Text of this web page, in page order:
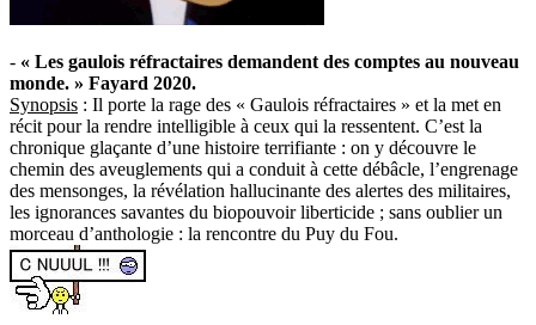
- « Les gaulois réfractaires demandent des comptes au nouveau
monde. » Fayard 2020.
Synopsis : Il porte la rage des « Gaulois réfractaires » et la met en
récit pour la rendre intelligible à ceux qui la ressentent. C’est la
chronique glaçante d’une histoire terrifiante : on y découvre le
chemin des aveuglements qui a conduit à cette débâcle, l’engrenage
des mensonges, la révélation hallucinante des alertes des militaires,
les ignorances savantes du biopouvoir liberticide ; sans oublier un
morceau d’anthologie : la rencontre du Puy du Fou.